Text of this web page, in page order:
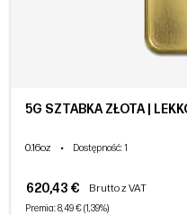
5G SZTABKA ZŁOTA |
0.16oz • Dostępność: 1
620,43 € Brutto z VAT
Premia: 8,49 € (1,39%)